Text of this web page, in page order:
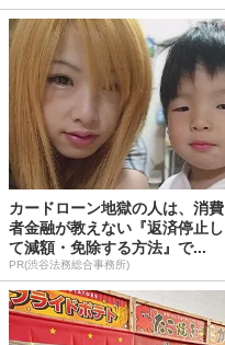
カードローン地獄の人は、消費
者金融が教えない『返済停止し
て減額・免除する方法』で...
PR(渋谷法務総合事務所)